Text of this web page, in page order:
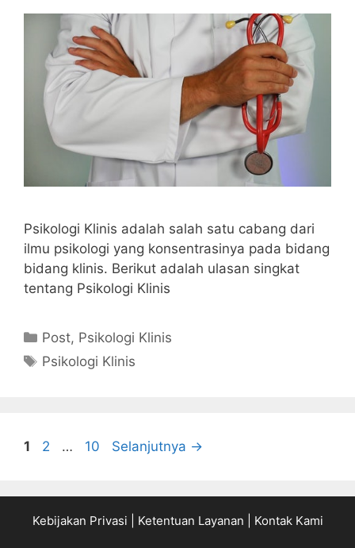
Psikologi Klinis adalah salah satu cabang dari
ilmu psikologi yang konsentrasinya pada bidang
bidang klinis. Berikut adalah ulasan singkat
tentang Psikologi Klinis
Kategori
Post, Psikologi Klinis
Tag
Psikologi Klinis
Halaman
1 Halaman
2 … Halaman
10 Selanjutnya →
Kebijakan Privasi Ketentuan Layanan Kontak Kami